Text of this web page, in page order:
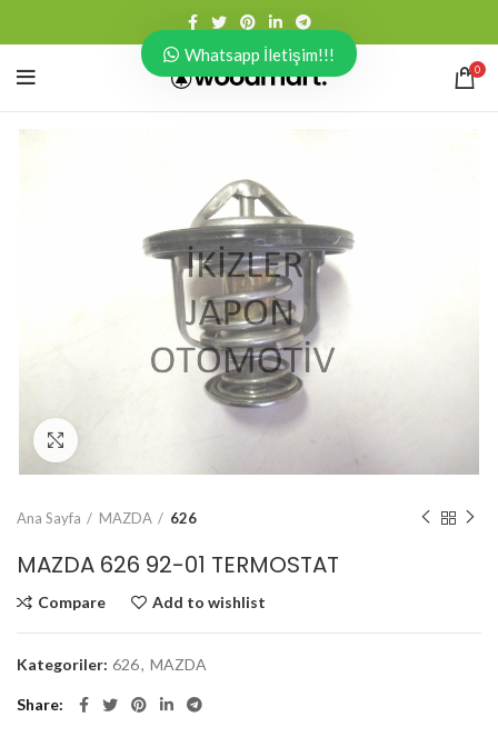
0
Ana Sayfa MAZDA 626
MAZDA 626 92-01 TERMOSTAT
Compare Add to wishlist
Kategoriler: 626, MAZDA
Share
Whatsapp İletişim!!!